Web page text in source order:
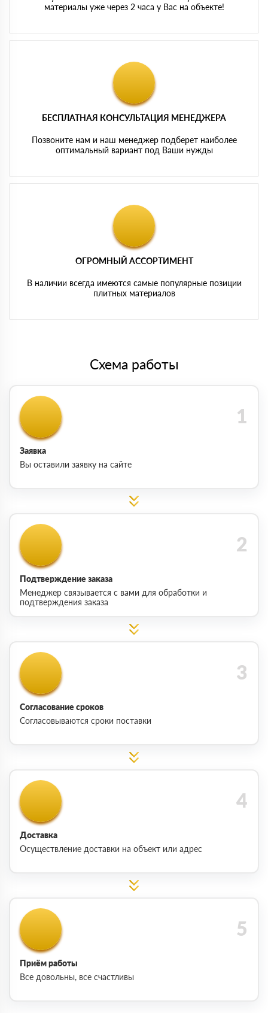
материалы уже через 2 часа у Вас на объекте!
БЕСПЛАТНАЯ КОНСУЛЬТАЦИЯ МЕНЕДЖЕРА
Позвоните нам и наш менеджер подберет наиболее
оптимальный вариант под Ваши нужды
ОГРОМНЫЙ АССОРТИМЕНТ
В наличии всегда имеются самые популярные позиции
плитных материалов
Схема работы
Заявка
Вы оставили заявку на сайте
Подтверждение заказа
Менеджер связывается с вами для обработки и
подтверждения заказа
Согласование сроков
Согласовываются сроки поставки
Доставка
Осуществление доставки на объект или адрес
Приём работы
Все довольны, все счастливы